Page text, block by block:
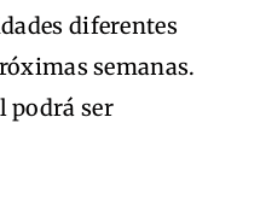
diferentes
semanas.
podrá ser